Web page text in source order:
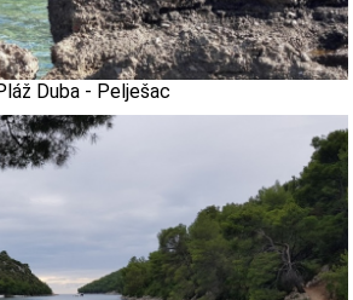
Duba - Pelješac